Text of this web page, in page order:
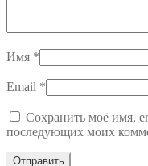
Имя *
Email *
Сохранить моё имя,
последующих моих